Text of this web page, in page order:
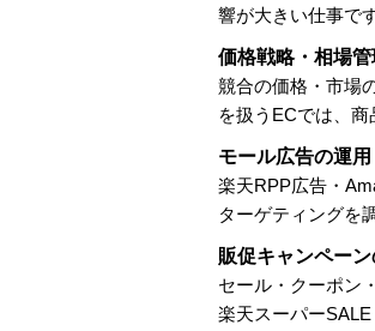
響が大きい仕事です
価格戦略・相場管
競合の価格・市場
を扱うECでは、
モール広告の運用
楽天RPP広告・
ターゲティングを
販促キャンペー
セール・クーポン
楽天スーパー